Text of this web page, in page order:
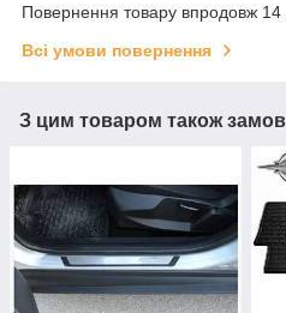
Повернення товару впродовж 14
Всі умови повернення
З цим товаром також